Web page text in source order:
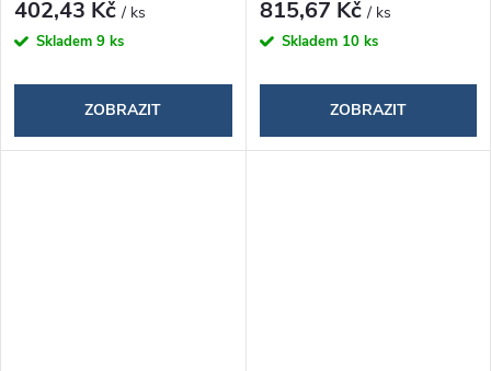
402,43 Kč/ ks
Skladem 9 ks
ZOBRAZIT
815,67 Kč/ ks
Skladem 10 ks
ZOBRAZIT